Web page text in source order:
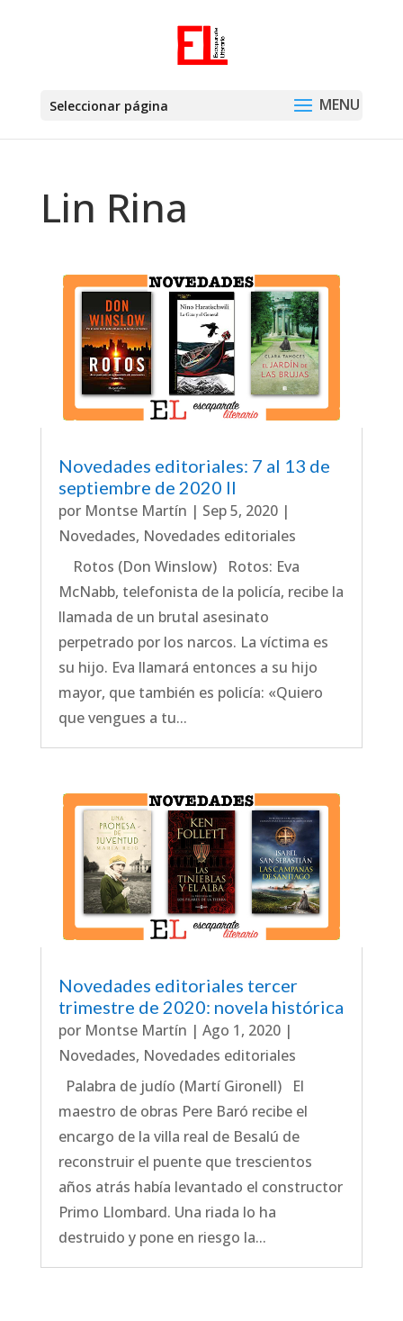
Seleccionar página
Lin Rina
Novedades editoriales: 7 al 13 de
septiembre de 2020 II
por Montse Martín | Sep 5, 2020|
Novedades, Novedades editoriales
Rotos (Don Winslow) Rotos: Eva
McNabb, telefonista de la policía, recibe la
llamada de un brutal asesinato
perpetrado por los narcos. La víctima es
su hijo. Eva llamará entonces a su hijo
mayor, que también es policía: «Quiero
que vengues a tu...
Novedades editoriales tercer
trimestre de 2020: novela histórica
por Montse Martín | Ago 1, 2020|
Novedades, Novedades editoriales
Palabra de judío (Martí Gironell) El
maestro de obras Pere Baró recibe el
encargo de la villa real de Besalú de
reconstruir el puente que trescientos
años atrás había levantado el constructor
Primo Llombard. Una riada lo ha
destruido y pone en riesgo la...